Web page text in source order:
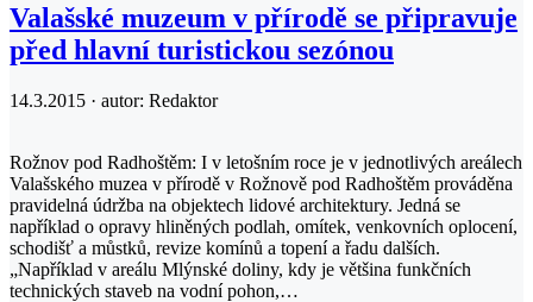
Valašské muzeum v přírodě se připravuje
před hlavní turistickou sezónou
14.3.2015 · autor: Redaktor
Rožnov pod Radhoštěm: I v letošním roce je v jednotlivých areálech
Valašského muzea v přírodě v Rožnově pod Radhoštěm prováděna
pravidelná údržba na objektech lidové architektury. Jedná se
například o opravy hliněných podlah, omítek, venkovních oplocení,
schodišť a můstků, revize komínů a topení a řadu dalších.
„Například v areálu Mlýnské doliny, kdy je většina funkčních
technických staveb na vodní pohon,…